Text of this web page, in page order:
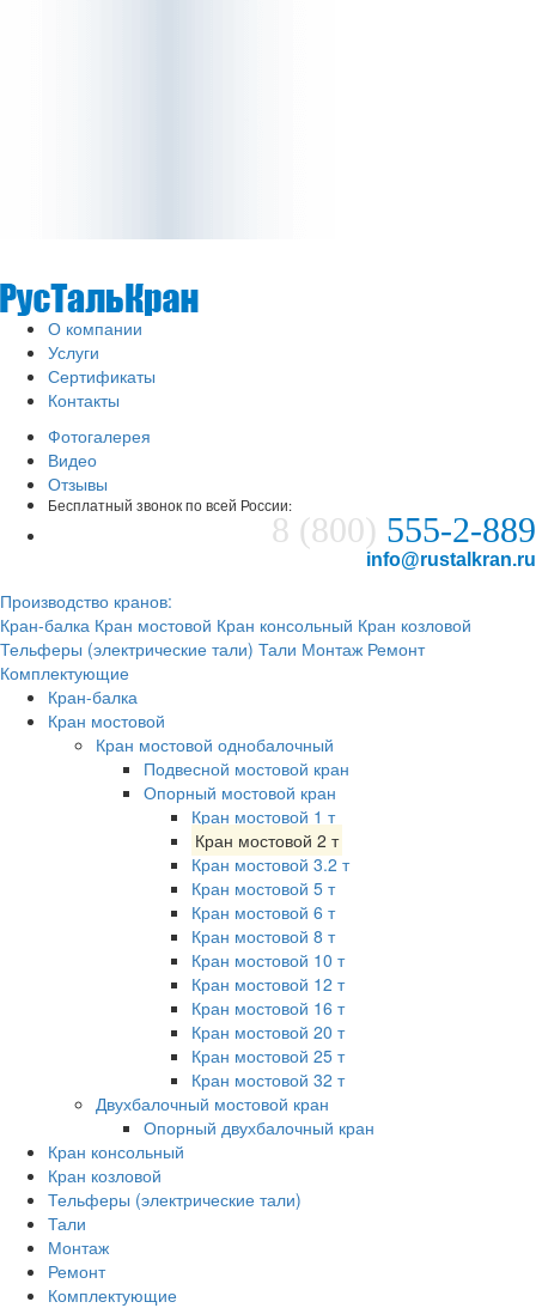
О компании
Услуги
Сертификаты
Контакты
Фотогалерея
Видео
Отзывы
Бесплатный звонок по всей России:
8 (800) 555-2-889
info@rustalkran.ru
Производство кранов:
Кран-балка Кран мостовой Кран консольный Кран козловой
Тельферы (электрические тали) Тали Монтаж Ремонт
Комплектующие
Кран-балка
Кран мостовой
Кран мостовой однобалочный
Подвесной мостовой кран
Опорный мостовой кран
Кран мостовой 1 т
Кран мостовой 2 т
Кран мостовой 3.2 т
Кран мостовой 5 т
Кран мостовой 6 т
Кран мостовой 8 т
Кран мостовой 10 т
Кран мостовой 12 т
Кран мостовой 16 т
Кран мостовой 20 т
Кран мостовой 25 т
Кран мостовой 32 т
Двухбалочный мостовой кран
Опорный двухбалочный кран
Кран консольный
Кран козловой
Тельферы (электрические тали)
Тали
Монтаж
Ремонт
Комплектующие